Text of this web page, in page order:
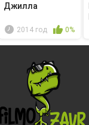
Джилла
2014 год 0%